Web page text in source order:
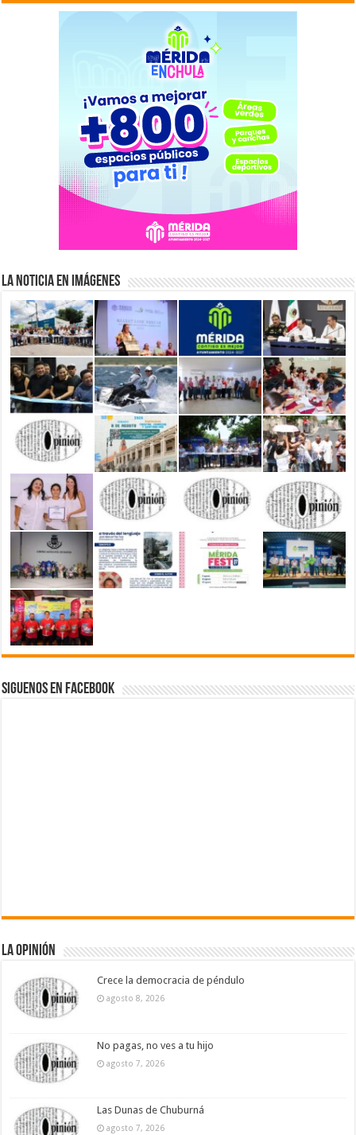
La Noticia en Imágenes
Siguenos en Facebook
La Opinión
Crece la democracia de péndulo
agosto 8, 2026
No pagas, no ves a tu hijo
agosto 7, 2026
Las Dunas de Chuburná
agosto 7, 2026